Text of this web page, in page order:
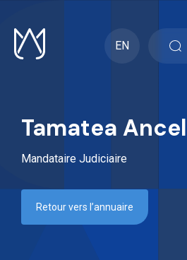
content
EN
Tamatea Ancel
Mandataire Judiciaire
Retour vers l’annuaire